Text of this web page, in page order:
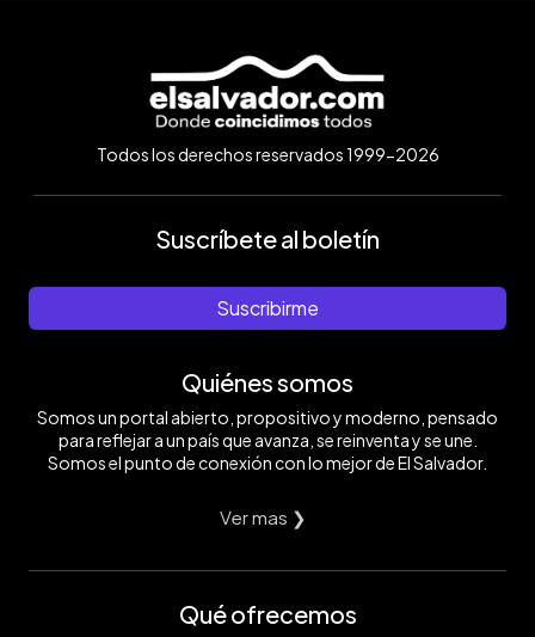
Todos los derechos reservados 1999-2026
Suscríbete al boletín
Suscribirme
Quiénes somos
Somos un portal abierto, propositivo y moderno, pensado
para reflejar a un país que avanza, se reinventa y se une.
Somos el punto de conexión con lo mejor de El Salvador.
Ver mas ❯
Qué ofrecemos